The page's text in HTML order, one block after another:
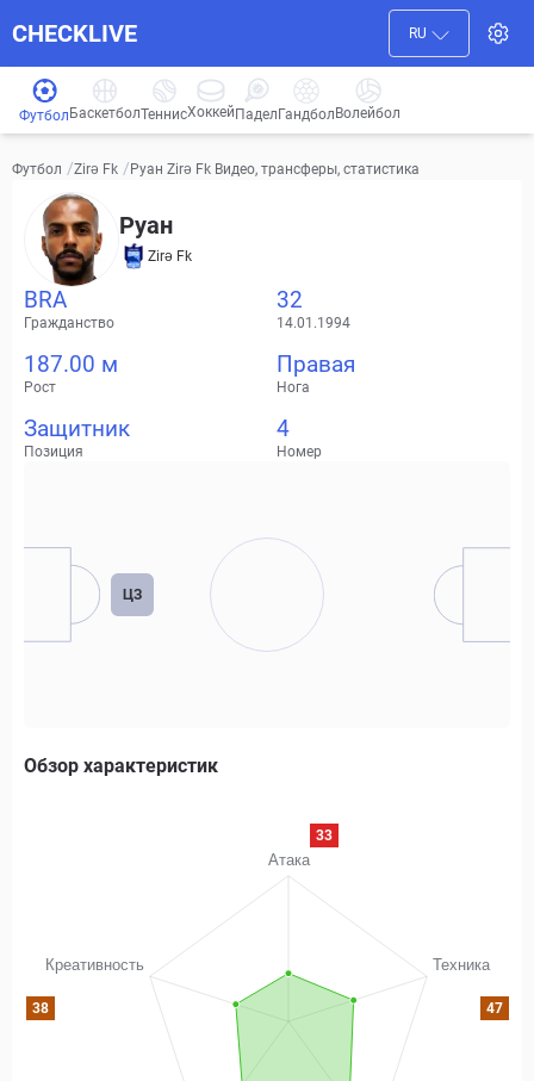
CHECKLIVE RU
Футбол БаскетболТеннисХоккей ПаделГандбол Волейбол
Футбол /Zirə Fk /Руан Zirə Fk Видео, трансферы, статистика
Руан
Zirə Fk
BRA
Гражданство
32
14.01.1994
187.00 м
Рост
Правая
Нога
Защитник
Позиция
4
Номер
ЦЗ
Обзор характеристик
33
38 47